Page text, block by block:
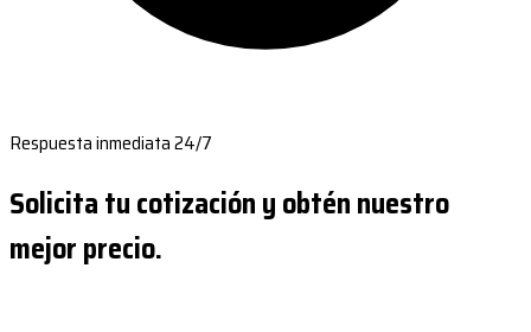
Respuesta inmediata 24/7
Solicita tu cotización y obtén nuestro
mejor precio.